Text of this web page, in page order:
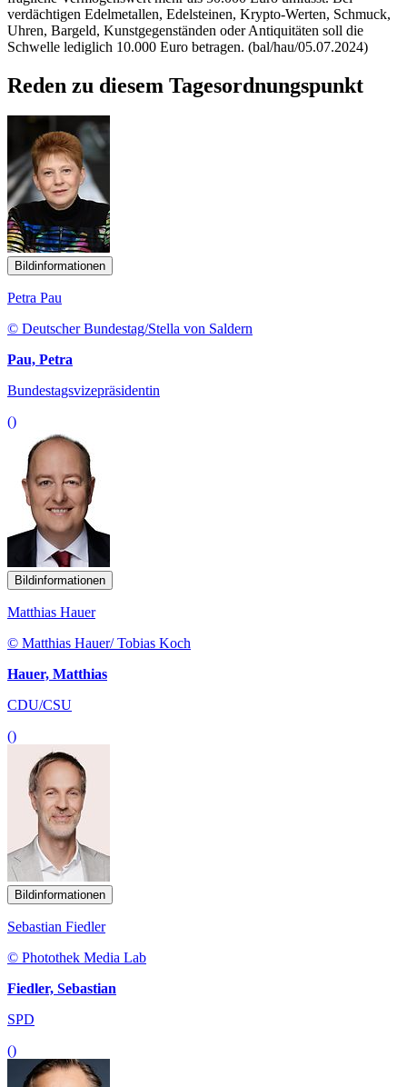
verdächtigen Edelmetallen, Edelsteinen, Krypto-Werten, Schmuck,
Uhren, Bargeld, Kunstgegenständen oder Antiquitäten soll die
Schwelle lediglich 10.000 Euro betragen. (bal/hau/05.07.2024)
Reden zu diesem Tagesordnungspunkt
Bildinformationen
Petra Pau
© Deutscher Bundestag/Stella von Saldern
Pau, Petra
Bundestagsvizepräsidentin
()
Bildinformationen
Matthias Hauer
© Matthias Hauer/ Tobias Koch
Hauer, Matthias
CDU/CSU
()
Bildinformationen
Sebastian Fiedler
© Photothek Media Lab
Fiedler, Sebastian
SPD
()